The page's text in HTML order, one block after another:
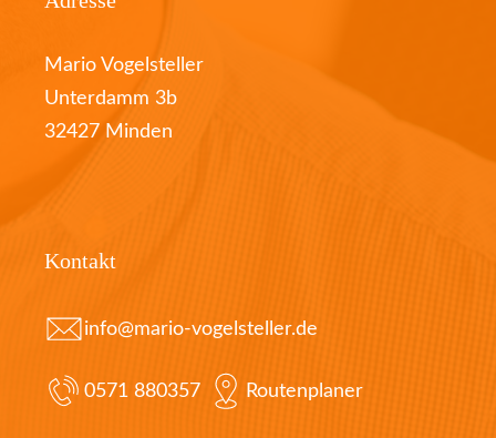
Mario Vogelsteller
Unterdamm 3b
32427 Minden
Kontakt
info@mario-vogelsteller.de
0571 880357 Routenplaner